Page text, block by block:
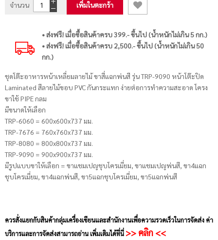
จำนวน เพิ่มในตะกร้า
• ส่งฟรี! เมื่อซื้อสินค้าครบ 399.- ขึ้นไป (น้ำหนักไม่เกิน 5 กก.)
• ส่งฟรี! เมื่อซื้อสินค้าครบ 2,500.- ขึ้นไป (น้ำหนักไม่เกิน 50
กก.)
ชุดโต๊ะอาหารหน้าเหลี่ยมลายไม้ ขาสี่แฉกพ่นสี รุ่น TRP-9090 หน้าโต๊ะปิด
Laminated สีลายไม้ขอบ PVC กันกระแทก ง่ายต่อการทำความสะอาด โครง
ขาใช้ PIPE กลม
มีขนาดให้เลือก
TRP-6060 = 600x600x737 มม.
TRP-7676 = 760x760x737 มม.
TRP-8080 = 800x800x737 มม.
TRP-9090 = 900x900x737 มม.
มีรูปแบบขาให้เลือก = ขาแชมเปญชุบโครเมี่ยม, ขาแชมเปญพ่นสี, ขา4แฉก
ชุบโครเมี่ยม, ขา4แฉกพ่นสี, ขา5แฉกชุบโครเมี่ยม, ขา5แฉกพ่นสี
ควรสั่งแยกกับสินค้ากลุ่มเครื่องเขียนและสำนักงานเพื่อความรวดเร็วในการจัดส่ง ค่า
บริการและการจัดส่งสามารถอ่าน เพิ่มเติมได้ที่นี่ >> คลิก <<